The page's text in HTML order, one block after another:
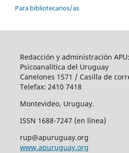
Para bibliotecarios/as
Redacción y administración
Psicoanalítica del Uruguay
Canelones 1571 / Casilla de
Telefax: 2410 7418
Montevideo, Uruguay.
ISSN 1688-7247 (en línea)
rup@apuruguay.org
www.apuruguay.org